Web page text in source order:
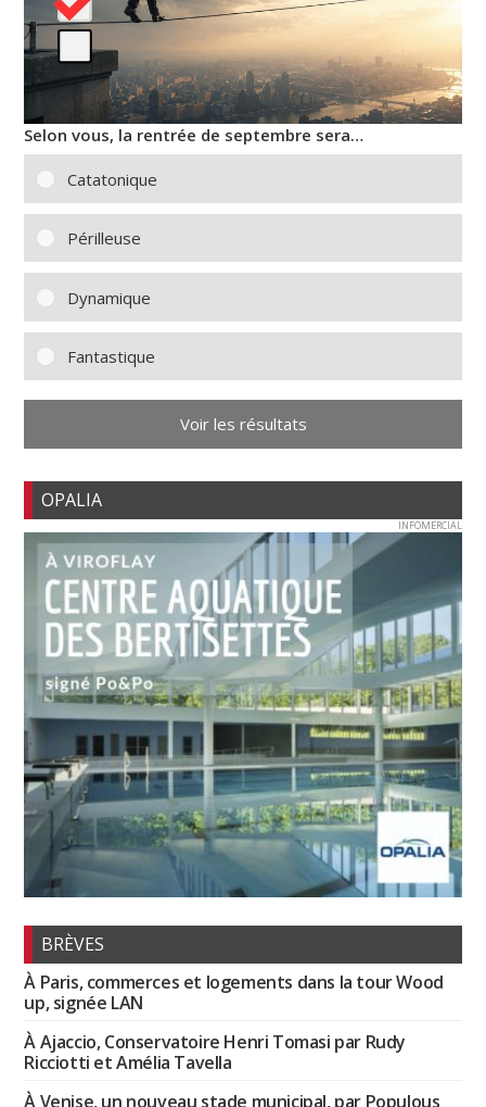
Selon vous, la rentrée de septembre sera…
Catatonique
Périlleuse
Dynamique
Fantastique
Voir les résultats
OPALIA
INFOMERCIAL
BRÈVES
À Paris, commerces et logements dans la tour Wood
up, signée LAN
À Ajaccio, Conservatoire Henri Tomasi par Rudy
Ricciotti et Amélia Tavella
À Venise, un nouveau stade municipal, par Populous